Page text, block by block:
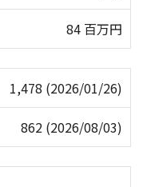
84 百万円
1,478 (2026/01/26)
862 (2026/08/03)